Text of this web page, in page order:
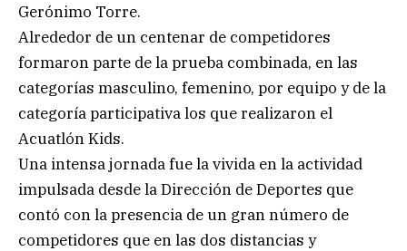
Gerónimo Torre.
Alrededor de un centenar de competidores
formaron parte de la prueba combinada, en las
categorías masculino, femenino, por equipo y de la
categoría participativa los que realizaron el
Acuatlón Kids.
Una intensa jornada fue la vivida en la actividad
impulsada desde la Dirección de Deportes que
contó con la presencia de un gran número de
competidores que en las dos distancias y